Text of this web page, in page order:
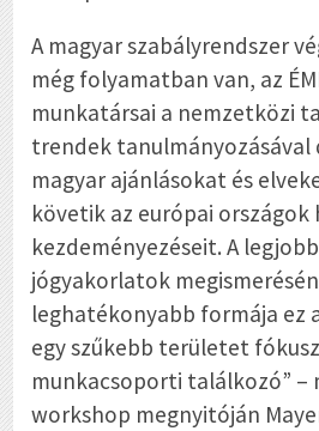
A magyar szabályrendszer
még folyamatban van, az
munkatársai a nemzetközi
trendek tanulmányozásával
magyar ajánlásokat és
követik az európai országok
kezdeményezéseit. A
jógyakorlatok
leghatékonyabb formája ez
egy szűkebb területet
munkacsoporti találkozó” –
workshop megnyitóján